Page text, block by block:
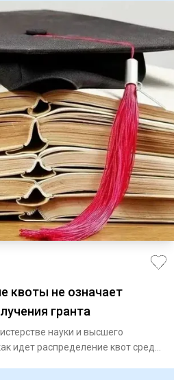
квоты не означает
гранта
науки и высшего
распределение квот среди